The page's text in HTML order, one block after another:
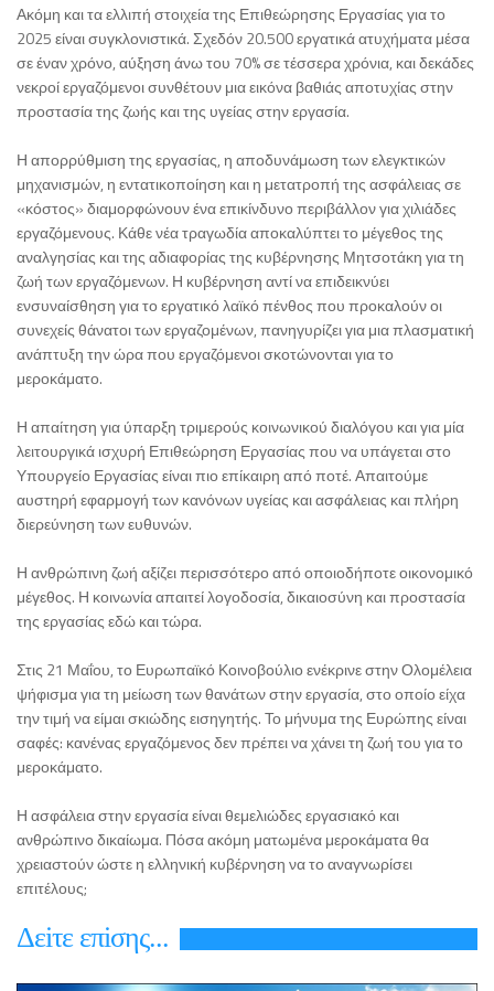
Ακόμη και τα ελλιπή στοιχεία της Επιθεώρησης Εργασίας για το
2025 είναι συγκλονιστικά. Σχεδόν 20.500 εργατικά ατυχήματα μέσα
σε έναν χρόνο, αύξηση άνω του 70% σε τέσσερα χρόνια, και δεκάδες
νεκροί εργαζόμενοι συνθέτουν μια εικόνα βαθιάς αποτυχίας στην
προστασία της ζωής και της υγείας στην εργασία.
Η απορρύθμιση της εργασίας, η αποδυνάμωση των ελεγκτικών
μηχανισμών, η εντατικοποίηση και η μετατροπή της ασφάλειας σε
«κόστος» διαμορφώνουν ένα επικίνδυνο περιβάλλον για χιλιάδες
εργαζόμενους. Κάθε νέα τραγωδία αποκαλύπτει το μέγεθος της
αναλγησίας και της αδιαφορίας της κυβέρνησης Μητσοτάκη για τη
ζωή των εργαζόμενων. Η κυβέρνηση αντί να επιδεικνύει
ενσυναίσθηση για το εργατικό λαϊκό πένθος που προκαλούν οι
συνεχείς θάνατοι των εργαζομένων, πανηγυρίζει για μια πλασματική
ανάπτυξη την ώρα που εργαζόμενοι σκοτώνονται για το
μεροκάματο.
Η απαίτηση για ύπαρξη τριμερούς κοινωνικού διαλόγου και για μία
λειτουργικά ισχυρή Επιθεώρηση Εργασίας που να υπάγεται στο
Υπουργείο Εργασίας είναι πιο επίκαιρη από ποτέ. Απαιτούμε
αυστηρή εφαρμογή των κανόνων υγείας και ασφάλειας και πλήρη
διερεύνηση των ευθυνών.
Η ανθρώπινη ζωή αξίζει περισσότερο από οποιοδήποτε οικονομικό
μέγεθος. Η κοινωνία απαιτεί λογοδοσία, δικαιοσύνη και προστασία
της εργασίας εδώ και τώρα.
Στις 21 Μαΐου, το Ευρωπαϊκό Κοινοβούλιο ενέκρινε στην Ολομέλεια
ψήφισμα για τη μείωση των θανάτων στην εργασία, στο οποίο είχα
την τιμή να είμαι σκιώδης εισηγητής. Το μήνυμα της Ευρώπης είναι
σαφές: κανένας εργαζόμενος δεν πρέπει να χάνει τη ζωή του για το
μεροκάματο.
Η ασφάλεια στην εργασία είναι θεμελιώδες εργασιακό και
ανθρώπινο δικαίωμα. Πόσα ακόμη ματωμένα μεροκάματα θα
χρειαστούν ώστε η ελληνική κυβέρνηση να το αναγνωρίσει
επιτέλους;
Δεiτε επiσης...